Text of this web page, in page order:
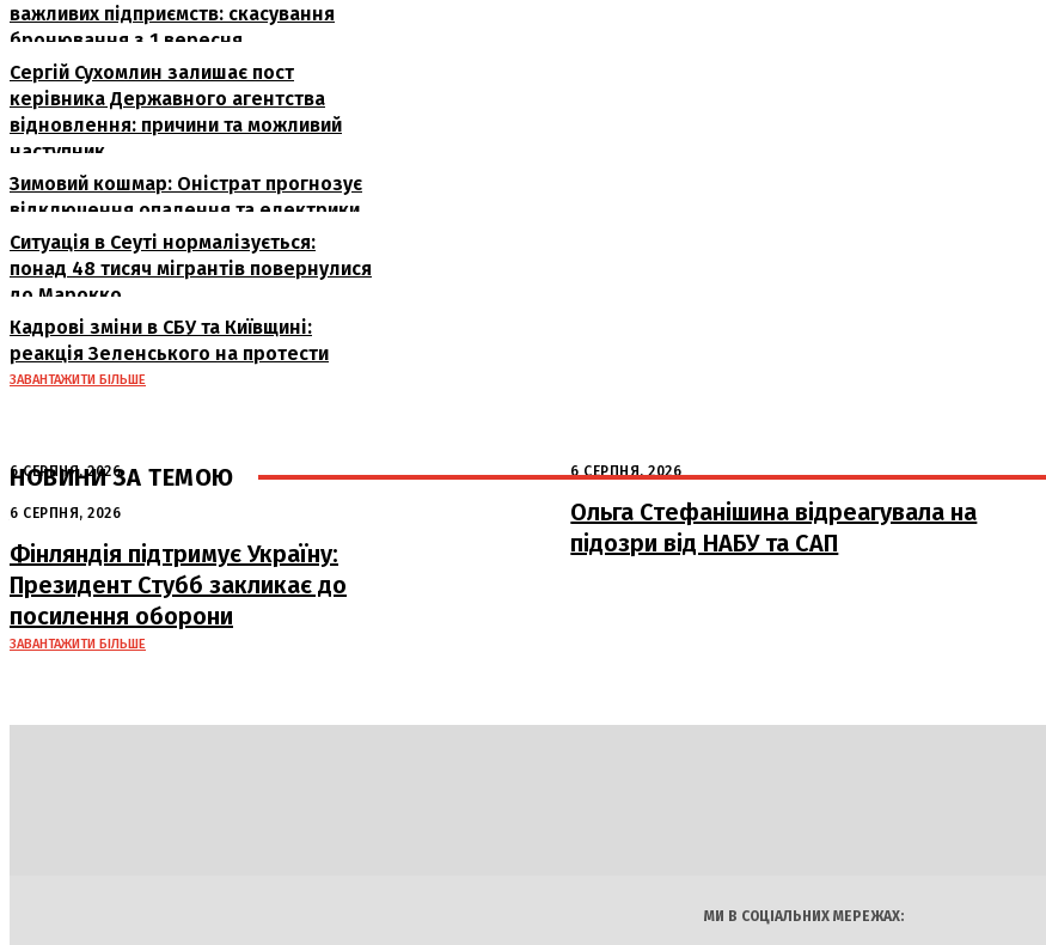
важливих підприємств: скасування
бронювання з 1 вересня
Сергій Сухомлин залишає пост
керівника Державного агентства
відновлення: причини та можливий
наступник
Зимовий кошмар: Оністрат прогнозує
відключення опалення та електрики
Ситуація в Сеуті нормалізується:
понад 48 тисяч мігрантів повернулися
до Марокко
Кадрові зміни в СБУ та Київщині:
реакція Зеленського на протести
ЗАВАНТАЖИТИ БІЛЬШЕ
НОВИНИ ЗА ТЕМОЮ
6 СЕРПНЯ, 2026
Аномальна спека в Україні добігає
кінця: очікується похолодання
6 СЕРПНЯ, 2026
Ольга Стефанішина відреагувала на
підозри від НАБУ та САП
6 СЕРПНЯ, 2026
Фінляндія підтримує Україну:
Президент Стубб закликає до
посилення оборони
ЗАВАНТАЖИТИ БІЛЬШЕ
МИ В СОЦІАЛЬНИХ МЕРЕЖАХ: